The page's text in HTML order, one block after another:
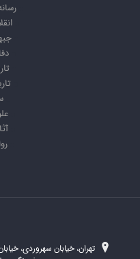
تهران، خیابان سهروردی،